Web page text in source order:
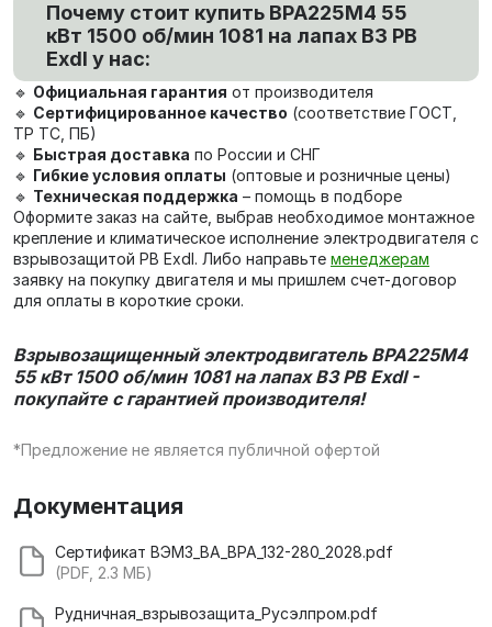
Почему стоит купить ВРА225М4 55
кВт 1500 об/мин 1081 на лапах В3 PB
ExdI у нас:
🔹 Официальная гарантия от производителя
🔹 Сертифицированное качество (соответствие ГОСТ,
ТР ТС, ПБ)
🔹 Быстрая доставка по России и СНГ
🔹 Гибкие условия оплаты (оптовые и розничные цены)
🔹 Техническая поддержка – помощь в подборе
Оформите заказ на сайте, выбрав необходимое монтажное
крепление и климатическое исполнение электродвигателя с
взрывозащитой PB ExdI. Либо направьте менеджерам
заявку на покупку двигателя и мы пришлем счет-договор
для оплаты в короткие сроки.
Взрывозащищенный электродвигатель ВРА225М4
55 кВт 1500 об/мин 1081 на лапах В3 PB ExdI -
покупайте с гарантией производителя!
*Предложение не является публичной офертой
Документация
Сертификат ВЭМЗ_ВА_ВРА_132-280_2028.pdf
(PDF, 2.3 МБ)
Рудничная_взрывозащита_Русэлпром.pdf